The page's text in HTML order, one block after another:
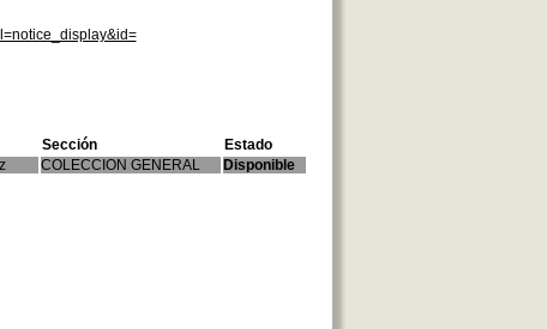
Sección
Estado
COLECCION GENERAL Disponible